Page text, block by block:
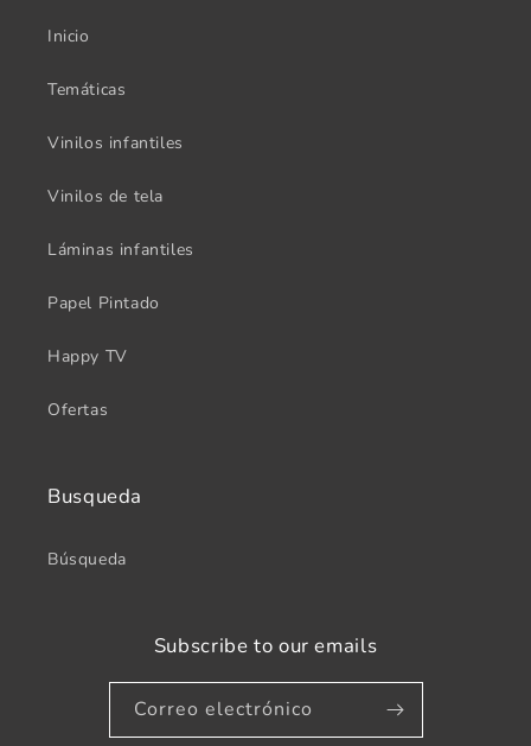
Inicio
Temáticas
Vinilos infantiles
Vinilos de tela
Láminas infantiles
Papel Pintado
Happy TV
Ofertas
Busqueda
Búsqueda
Subscribe to our emails
Correo electrónico